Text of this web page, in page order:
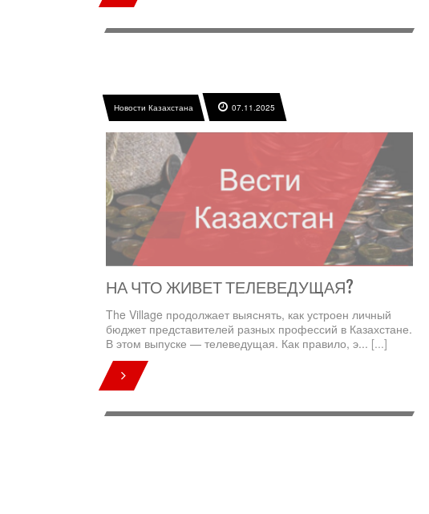
Новости Казахстана 07.11.2025
НА ЧТО ЖИВЕТ ТЕЛЕВЕДУЩАЯ?
The Village продолжает выяснять, как устроен личный
бюджет представителей разных профессий в Казахстане.
В этом выпуске — телеведущая. Как правило, э... [...]